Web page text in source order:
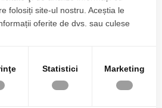
folosiți site-ul nostru. Aceștia le
oferite de dvs. sau culese
Statistici Marketing